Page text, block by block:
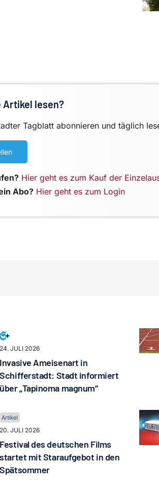
Artikel lesen?
Tagblatt abonnieren und täglich
Hier geht es zum Kauf der
Abo? Hier geht es zum Login
24. JULI 2026
Invasive Ameisenart in
Schifferstadt: Stadt informiert
über „Tapinoma magnum“
20. JULI 2026
Festival des deutschen Films
startet mit Staraufgebot in den
Spätsommer